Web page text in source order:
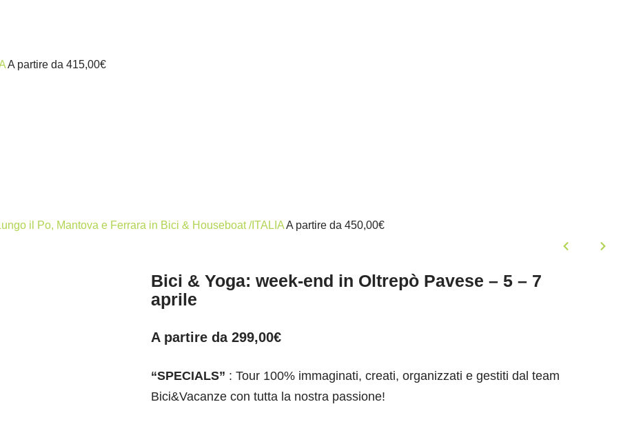
A partire da 415,00€
il Po, Mantova e Ferrara in Bici & Houseboat /ITALIAA partire da 450,00€
Bici & Yoga: week-end in Oltrepò Pavese – 5 – 7
aprile
A partire da 299,00€
“SPECIALS” : Tour 100% immaginati, creati, organizzati e gestiti dal team
Bici&Vacanze con tutta la nostra passione!